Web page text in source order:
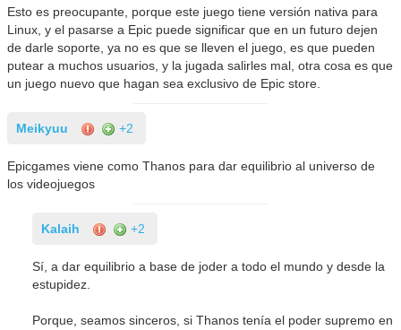
Esto es preocupante, porque este juego tiene versión nativa para
Linux, y el pasarse a Epic puede significar que en un futuro dejen
de darle soporte, ya no es que se lleven el juego, es que pueden
putear a muchos usuarios, y la jugada salirles mal, otra cosa es que
un juego nuevo que hagan sea exclusivo de Epic store.
Meikyuu +2
Epicgames viene como Thanos para dar equilibrio al universo de
los videojuegos
Kalaih +2
Sí, a dar equilibrio a base de joder a todo el mundo y desde la
estupidez.
Porque, seamos sinceros, si Thanos tenía el poder supremo en